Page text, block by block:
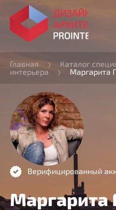
Главная Каталог
интерьера
Маргарита
Верифицированный
Маргарита